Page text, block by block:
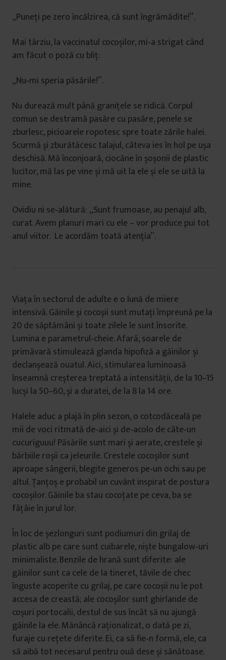
„Puneți pe zero încălzirea, că sunt îngrămădite!”.
Mai târziu, la vaccinatul cocoșilor, mi‑a strigat când
am făcut o poză cu bliț:
„Nu‑mi speria păsările!”.
Nu durează mult până granițele se ridică. Corpul
comun se destramă pasăre cu pasăre, penele se
zburlesc, picioarele ropotesc spre toate zările halei.
Scurmă și zburătăcesc talajul, câteva ies în hol pe ușa
deschisă. Mă înconjoară, ciocăne în șoșonii de plastic
lucitor, mă las pe vine și mă uit la ele și ele se uită la
mine.
Ovidiu ni se‑alătură: „Sunt frumoase, au penajul alb,
curat. Avem planuri mari cu ele – vor produce pui tot
anul viitor. Le acordăm toată atenția”.
Viața în sectorul de adulte e o lună de miere
intensivă. Găinile și cocoșii sunt mutați împreună pe la
20 de săptămâni și toate zilele le sunt însorite.
Lumina e parametrul‑cheie. Afară, soarele de
primăvară stimulează glanda hipofiză a găinilor și
declanșează ouatul. Aici, stimularea luminoasă
înseamnă creșterea treptată a intensității, de la 10–15
lucși la 50–60, și a duratei, de la 8 la 14 ore.
Halele aduc a plajă în plin sezon, o cotcodăceală pe
mii de voci ritmată de‑aici și de‑acolo de câte‑un
cucuriguuu! Păsările sunt mari și aerate, crestele și
bărbiile roșii ca jeleurile. Crestele cocoșilor sunt
aproape sângerii, blegite generos pe‑un ochi sau pe
altul. Ţanțoș e probabil un cuvânt inspirat de postura
cocoșilor. Găinile ba stau cocoțate pe ceva, ba se
fâțâie în jurul lor.
În loc de șezlonguri sunt podiumuri din grilaj de
plastic alb pe care sunt cuibarele, niște bungalow‑uri
minimaliste. Benzile de hrană sunt diferite: ale
găinilor sunt ca cele de la tineret, tăvile de chec
înguste acoperite cu grilaj, pe care cocoșii nu le pot
accesa de creastă; ale cocoșilor sunt ghirlande de
coșuri portocalii, destul de sus încât să nu ajungă
găinile la ele. Mănâncă raționalizat, o dată pe zi,
furaje cu rețete diferite. Ei, ca să fie‑n formă, ele, ca
să aibă tot necesarul pentru ouă dese și sănătoase.